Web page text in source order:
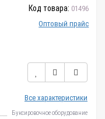
Код товара: 01496
Оптовый прайс
Все характеристики
Буксировочное оборудование